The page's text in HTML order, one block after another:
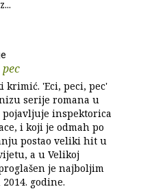
krimić. 'Eci, peci, pec'
serije romana u
pojavljuje inspektorica
i koji je odmah po
postao veliki hit u
a u Velikoj
je najboljim
godine.